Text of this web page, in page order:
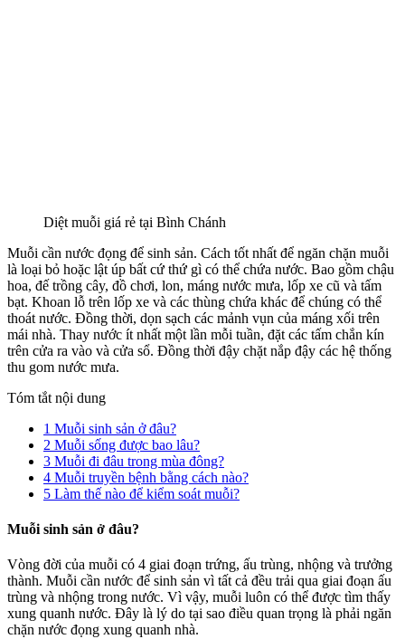
Diệt muỗi giá rẻ tại Bình Chánh
Muỗi cần nước đọng để sinh sản. Cách tốt nhất để ngăn chặn muỗi
là loại bỏ hoặc lật úp bất cứ thứ gì có thể chứa nước. Bao gồm chậu
hoa, đế trồng cây, đồ chơi, lon, máng nước mưa, lốp xe cũ và tấm
bạt. Khoan lỗ trên lốp xe và các thùng chứa khác để chúng có thể
thoát nước. Đồng thời, dọn sạch các mảnh vụn của máng xối trên
mái nhà. Thay nước ít nhất một lần mỗi tuần, đặt các tấm chắn kín
trên cửa ra vào và cửa sổ. Đồng thời đậy chặt nắp đậy các hệ thống
thu gom nước mưa.
Tóm tắt nội dung
1 Muỗi sinh sản ở đâu?
2 Muỗi sống được bao lâu?
3 Muỗi đi đâu trong mùa đông?
4 Muỗi truyền bệnh bằng cách nào?
5 Làm thế nào để kiểm soát muỗi?
Muỗi sinh sản ở đâu?
Vòng đời của muỗi có 4 giai đoạn trứng, ấu trùng, nhộng và trưởng
thành. Muỗi cần nước để sinh sản vì tất cả đều trải qua giai đoạn ấu
trùng và nhộng trong nước. Vì vậy, muỗi luôn có thể được tìm thấy
xung quanh nước. Đây là lý do tại sao điều quan trọng là phải ngăn
chặn nước đọng xung quanh nhà.